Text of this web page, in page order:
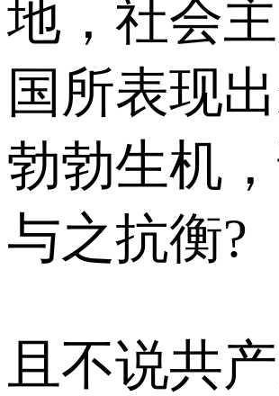
地，社会
国所表现
勃勃生机
与之抗衡?
且不说共